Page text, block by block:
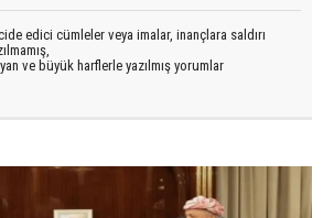
edici cümleler veya imalar, inançlara saldırı
ve büyük harflerle yazılmış yorumlar